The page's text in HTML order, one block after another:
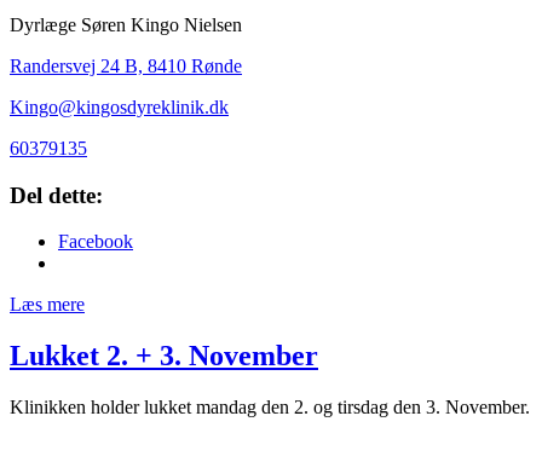
Dyrlæge Søren Kingo Nielsen
Randersvej 24 B, 8410 Rønde
Kingo@kingosdyreklinik.dk
60379135
Del dette:
Facebook
Læs mere
Lukket 2. + 3. November
Klinikken holder lukket mandag den 2. og tirsdag den 3. November.